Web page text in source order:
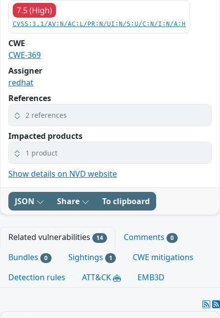
7.5 (High)
CVSS:3.1/AV:N/AC:L/PR:N/UI:N/S:U/C:N/I:N/A:H
CWE
CWE-369
Assigner
redhat
References
2 references
Impacted products
1 product
Show details on NVD website
JSON Share To clipboard
Related vulnerabilities 14 Comments 0
Bundles 0 Sightings 1
CWE mitigations
Detection rules
ATT&CK EMB3D